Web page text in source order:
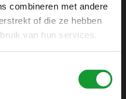
combineren met andere
of die ze hebben
van hun services.
32 80
32 80